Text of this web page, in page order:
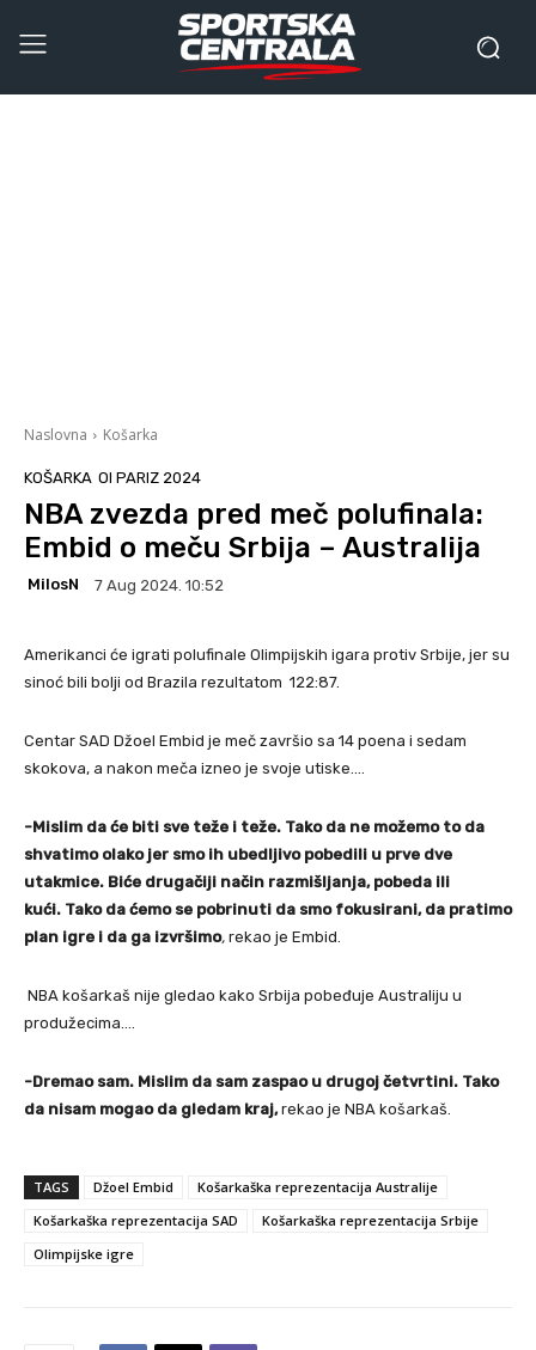
Naslovna Košarka
KOŠARKA OI PARIZ 2024
NBA zvezda pred meč polufinala:
Embid o meču Srbija – Australija
MilosN 7 Aug 2024. 10:52
Amerikanci će igrati polufinale Olimpijskih igara protiv Srbije, jer su
sinoć bili bolji od Brazila rezultatom 122:87.
Centar SAD Džoel Embid je meč završio sa 14 poena i sedam
skokova, a nakon meča izneo je svoje utiske….
-Mislim da će biti sve teže i teže. Tako da ne možemo to da
shvatimo olako jer smo ih ubedljivo pobedili u prve dve
utakmice. Biće drugačiji način razmišljanja, pobeda ili
kući. Tako da ćemo se pobrinuti da smo fokusirani, da pratimo
plan igre i da ga izvršimo, rekao je Embid.
NBA košarkaš nije gledao kako Srbija pobeđuje Australiju u
produžecima….
-Dremao sam. Mislim da sam zaspao u drugoj četvrtini. Tako
da nisam mogao da gledam kraj,rekao je NBA košarkaš.
TAGS Džoel Embid
Košarkaška reprezentacija Australije
Košarkaška reprezentacija SAD
Košarkaška reprezentacija Srbije
Olimpijske igre